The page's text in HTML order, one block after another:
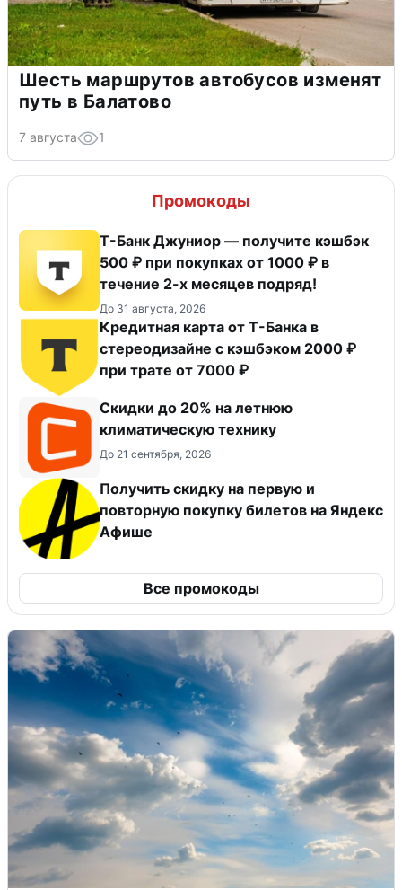
Шесть маршрутов автобусов изменят
путь в Балатово
7 августа 1
Промокоды
Т-Банк Джуниор — получите кэшбэк
500 ₽ при покупках от 1000 ₽ в
течение 2-х месяцев подряд!
До 31 августа, 2026
Кредитная карта от Т-Банка в
стереодизайне с кэшбэком 2000 ₽
при трате от 7000 ₽
Скидки до 20% на летнюю
климатическую технику
До 21 сентября, 2026
Получить скидку на первую и
повторную покупку билетов на Яндекс
Афише
Все промокоды